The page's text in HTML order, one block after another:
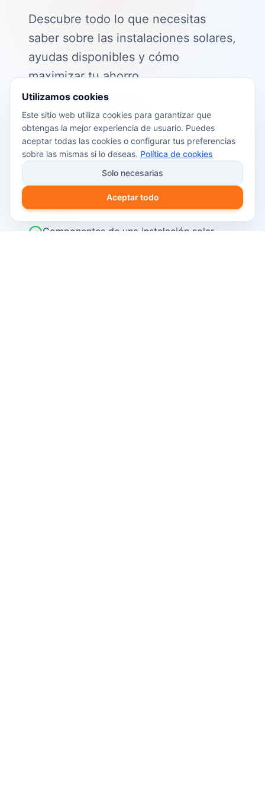
Descubre todo lo que necesitas
saber sobre las instalaciones solares,
ayudas disponibles y cómo
maximizar tu ahorro.
📖 Contenido de la guía:
Cómo funciona el autoconsumo
fotovoltaico
Ayudas y subvenciones disponibles en
2026
Cálculo del retorno de inversión
Componentes de una instalación solar
Utilizamos cookies
Este sitio web utiliza cookies para garantizar que
obtengas la mejor experiencia de usuario. Puedes
aceptar todas las cookies o configurar tus preferencias
sobre las mismas si lo deseas. Política de cookies
Solo necesarias
Aceptar todo